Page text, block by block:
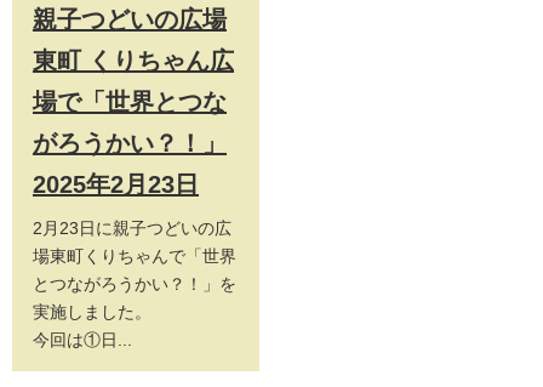
親子つどいの広場
東町 くりちゃん広
場で「世界とつな
がろうかい？！」
2025年2月23日
2月23日に親子つどいの広
場東町くりちゃんで「世界
とつながろうかい？！」を
実施しました。
今回は①日...